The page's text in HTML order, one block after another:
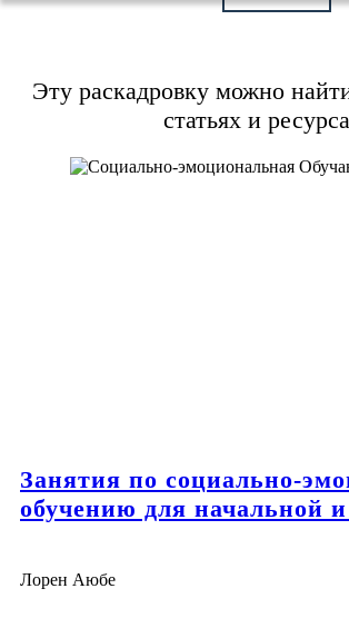
Эту раскадровку можно
статьях и
Занятия по социально-
обучению для начальной
Лорен Аюбе